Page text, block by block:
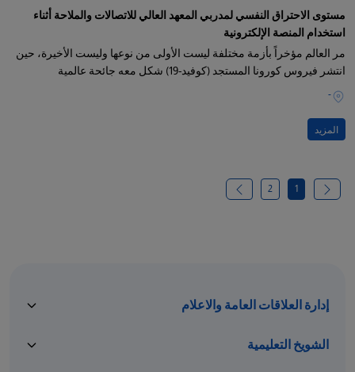
مستوى الاحتراق النفسي لمدربي المعهد العالي للاتصالات والملاحة أثناء
استخدام المنصة الإلكترونية
مر العالم مؤخراً بأزمة مختلفة ليست الأولى من نوعها وليست الأخيرة، حين
انتشر فيروس كورونا المستجد (كوفيد-19) شكل معه جائحة عالمية
-
المزيد
1
2
إدارة العلاقات العامة والاعلام
الشويخ التعليمية